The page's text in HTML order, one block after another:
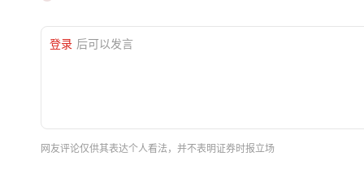
登录 后可以发言
网友评论仅供其表达个人看法，并不表明证券时报立场